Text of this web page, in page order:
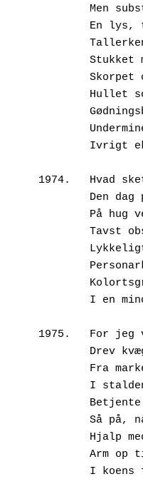
En
1974.	Hvad
Den
På
I en
1975.
I
Så
Arm
I